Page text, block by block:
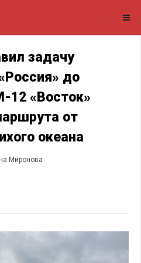
задачу
до
12 «Восток»
от
океана
Миронова